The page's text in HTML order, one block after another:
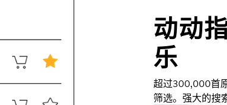
动动
乐
超过300,000首
筛选。强大的搜